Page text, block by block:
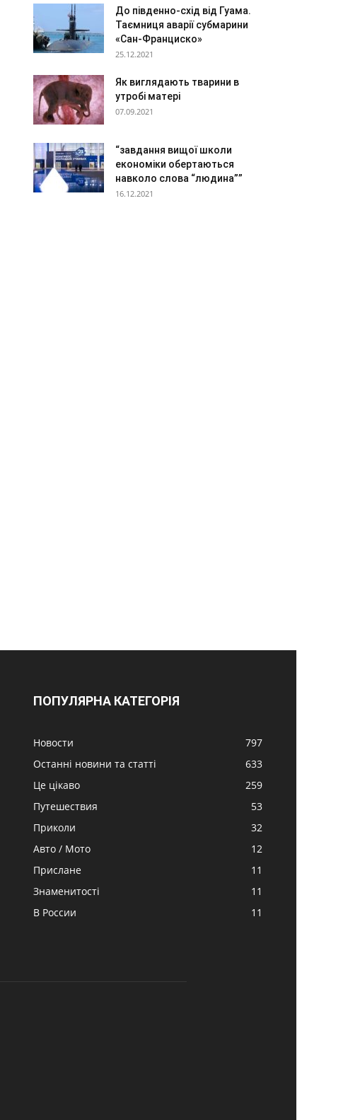
До південно-схід від Гуама.
Таємниця аварії субмарини
«Сан-Франциско»
25.12.2021
Як виглядають тварини в
утробі матері
07.09.2021
“завдання вищої школи
економіки обертаються
навколо слова “людина””
16.12.2021
ПОПУЛЯРНА КАТЕГОРІЯ
Новости
797
Останні новини та статті
633
Це цікаво
259
Путешествия
53
Приколи
32
Авто / Мото
12
Прислане
11
Знаменитості
11
В России
11